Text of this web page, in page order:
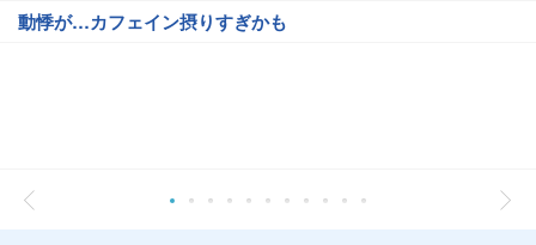
動悸が…カフェイン摂りすぎかも